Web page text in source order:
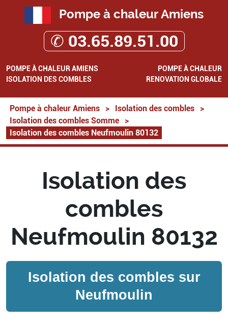
Pompe à chaleur Amiens
✆ 03.65.89.51.00
POMPE À CHALEUR AMIENS
POMPE À CHALEUR
ISOLATION DES COMBLES
RENOVATION GLOBALE
Pompe à chaleur Amiens > Isolation des combles
>
Isolation des combles Somme
>
Isolation des combles Neufmoulin 80132
Isolation des
combles
Neufmoulin 80132
Isolation des combles sur
Neufmoulin